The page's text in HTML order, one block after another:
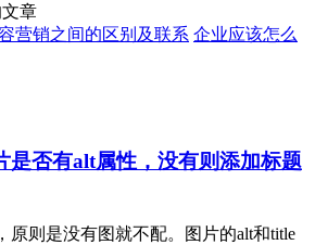
章
营销之间的区别及联系 企业应该怎么
是否有alt属性，没有则添加标题
原则是没有图就不配。图片的alt和title